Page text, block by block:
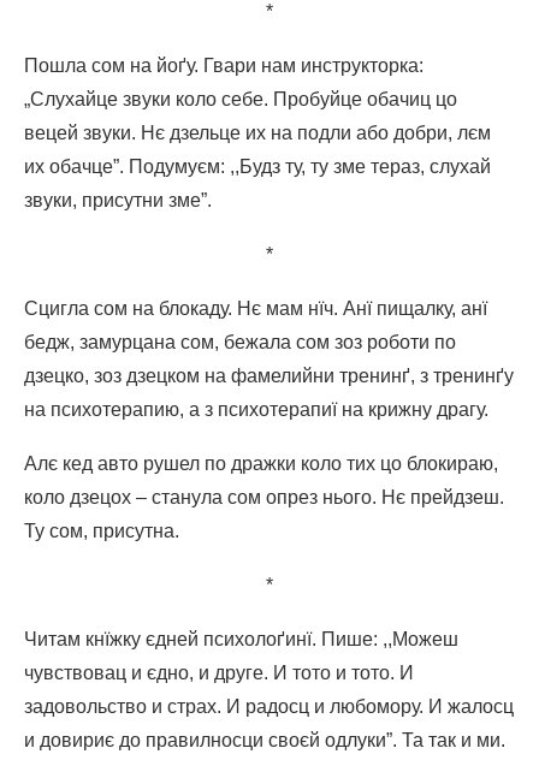
*
Пошла сом на йоґу. Гвари нам инструкторка:
„Слухайце звуки коло себе. Пробуйце обачиц цо
вецей звуки. Нє дзельце их на подли або добри, лєм
их обачце”. Подумуєм: ,,Будз ту, ту зме тераз, слухай
звуки, присутни зме”.
*
Сцигла сом на блокаду. Нє мам нїч. Анї пищалку, анї
бедж, замурцана сом, бежала сом зоз роботи по
дзецко, зоз дзецком на фамелийни тренинґ, з тренинґу
на психотерапию, а з психотерапиї на крижну драгу.
Алє кед авто рушел по дражки коло тих цо блокираю,
коло дзецох – станула сом опрез нього. Нє прейдзеш.
Ту сом, присутна.
*
Читам кнїжку єдней психолоґинї. Пише: ,,Можеш
чувствовац и єдно, и друге. И тото и тото. И
задовольство и страх. И радосц и любомору. И жалосц
и довириє до правилносци своєй одлуки”. Та так и ми.